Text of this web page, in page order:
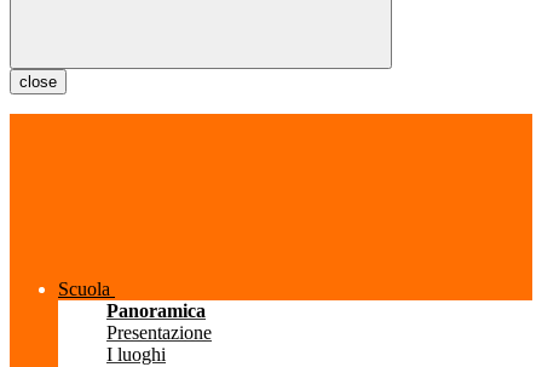
close
Scuola
Panoramica
Presentazione
I luoghi